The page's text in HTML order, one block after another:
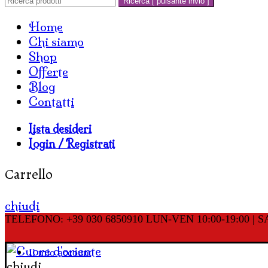
Home
Chi siamo
Shop
Offerte
Blog
Contatti
Lista desideri
Login / Registrati
Carrello
chiudi
TELEFONO: +39 030 6850910 LUN-VEN 10:00-19:00 |
Il mio account